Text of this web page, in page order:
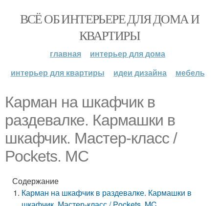
ВСЁ ОБ ИНТЕРЬЕРЕ ДЛЯ ДОМА И
КВАРТИРЫ
главная
интерьер для дома
интерьер для квартиры
идеи дизайна мебель
Карман на шкафчик в
раздевалке. Кармашки в
шкафчик. Мастер-класс /
Pockets. MC
Содержание
Карман на шкафчик в раздевалке. Кармашки в